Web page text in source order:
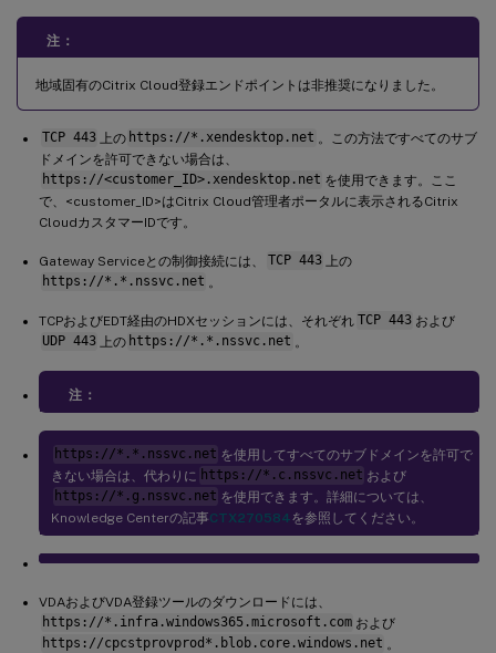
注：
地域固有のCitrix Cloud登録エンドポイントは非推奨になりました。
TCP 443 上の https://*.xendesktop.net 。この方法ですべてのサブ
ドメインを許可できない場合は、
https://<customer_ID>.xendesktop.net を使用できます。ここ
で、<customer_ID>はCitrix Cloud管理者ポータルに表示されるCitrix
CloudカスタマーIDです。
Gateway Serviceとの制御接続には、 TCP 443
上の
https://*.*.nssvc.net 。
TCPおよびEDT経由のHDXセッションには、それぞれ TCP 443 および
UDP 443
上の https://*.*.nssvc.net 。
注：
https://*.*.nssvc.net を使用してすべてのサブドメインを許可で
きない場合は、代わりに https://*.c.nssvc.net および
https://*.g.nssvc.net を使用できます。詳細については、
Knowledge Centerの記事CTX270584を参照してください。
VDAおよびVDA登録ツールのダウンロードには、
https://*.infra.windows365.microsoft.com および
https://cpcstprovprod*.blob.core.windows.net 。